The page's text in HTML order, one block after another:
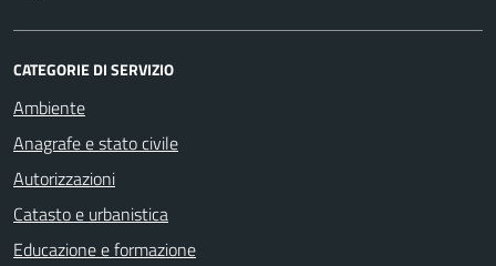
CATEGORIE DI SERVIZIO
Ambiente
Anagrafe e stato civile
Autorizzazioni
Catasto e urbanistica
Educazione e formazione